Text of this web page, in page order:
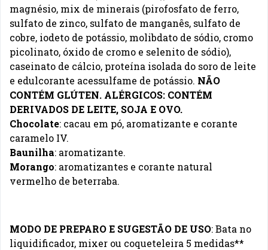
magnésio, mix de minerais (pirofosfato de ferro,
sulfato de zinco, sulfato de manganês, sulfato de
cobre, iodeto de potássio, molibdato de sódio, cromo
picolinato, óxido de cromo e selenito de sódio),
caseinato de cálcio, proteína isolada do soro de leite
e edulcorante acessulfame de potássio. NÃO
CONTÉM GLÚTEN. ALÉRGICOS: CONTÉM
DERIVADOS DE LEITE, SOJA E OVO.
Chocolate: cacau em pó, aromatizante e corante
caramelo IV.
Baunilha: aromatizante.
Morango: aromatizantes e corante natural
vermelho de beterraba.
MODO DE PREPARO E SUGESTÃO DE USO: Bata no
liquidificador, mixer ou coqueteleira 5 medidas**